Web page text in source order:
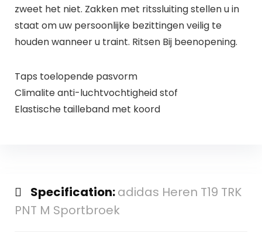
zweet het niet. Zakken met ritssluiting stellen u in
staat om uw persoonlijke bezittingen veilig te
houden wanneer u traint. Ritsen Bij beenopening.
Taps toelopende pasvorm
Climalite anti-luchtvochtigheid stof
Elastische tailleband met koord
Specification:adidas Heren T19 TRK
PNT M Sportbroek